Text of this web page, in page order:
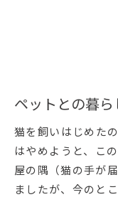
ペットとの暮ら
猫を飼いはじめた
はやめようと、こ
屋の隅（猫の手が
ましたが、今のと